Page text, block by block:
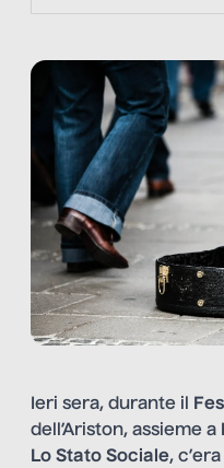
Ieri sera, durante il
dell’Ariston, assieme a
Lo Stato Sociale,